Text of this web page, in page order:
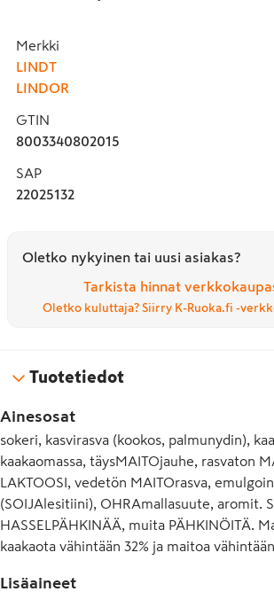
Merkki
LINDT
LINDOR
GTIN
8003340802015
SAP
22025132
Oletko nykyinen tai uusi asiakas?
Tarkista hinnat
Oletko kuluttaja? Siirry K-Ruoka.fi -
Tuotetiedot
Ainesosat
sokeri, kasvirasva (kookos, palmunydin),
kaakaomassa, täysMAITOjauhe, rasvaton
LAKTOOSI, vedetön MAITOrasva,
(SOIJAlesitiini), OHRAmallasuute, aromit.
HASSELPÄHKINÄÄ, muita PÄHKINÖITÄ.
kaakaota vähintään 32% ja maitoa vähintään
Lisäaineet